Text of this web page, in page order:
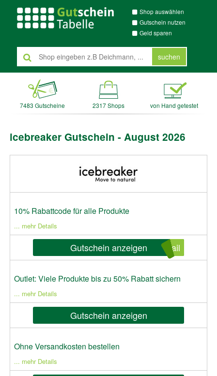
Shop auswählen
Gutschein nutzen
Geld sparen
suchen
7483 Gutscheine 2317 Shops von Hand getestet
icebreaker Gutschein - August 2026
10% Rabattcode für alle Produkte
... mehr Details
Gutschein anzeigen ail
Outlet: Viele Produkte bis zu 50% Rabatt sichern
... mehr Details
Gutschein anzeigen
Ohne Versandkosten bestellen
... mehr Details